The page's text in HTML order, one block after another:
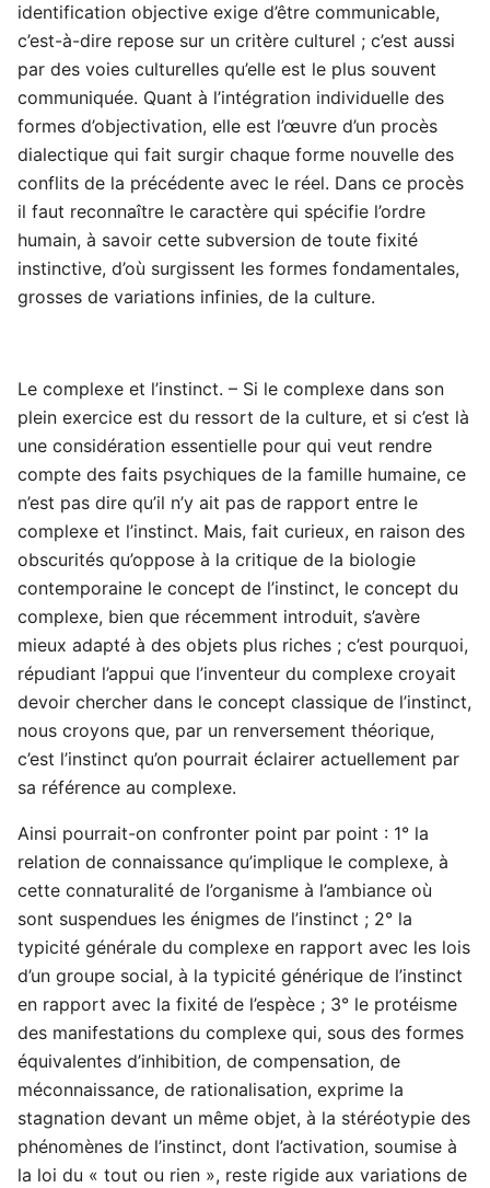
identification objective exige d’être communicable,
c’est-à-dire repose sur un critère culturel ; c’est aussi
par des voies culturelles qu’elle est le plus souvent
communiquée. Quant à l’intégration individuelle des
formes d’objectivation, elle est l’œuvre d’un procès
dialectique qui fait surgir chaque forme nouvelle des
conflits de la précédente avec le réel. Dans ce procès
il faut reconnaître le caractère qui spécifie l’ordre
humain, à savoir cette subversion de toute fixité
instinctive, d’où surgissent les formes fondamentales,
grosses de variations infinies, de la culture.
Le complexe et l’instinct. – Si le complexe dans son
plein exercice est du ressort de la culture, et si c’est là
une considération essentielle pour qui veut rendre
compte des faits psychiques de la famille humaine, ce
n’est pas dire qu’il n’y ait pas de rapport entre le
complexe et l’instinct. Mais, fait curieux, en raison des
obscurités qu’oppose à la critique de la biologie
contemporaine le concept de l’instinct, le concept du
complexe, bien que récemment introduit, s’avère
mieux adapté à des objets plus riches ; c’est pourquoi,
répudiant l’appui que l’inventeur du complexe croyait
devoir chercher dans le concept classique de l’instinct,
nous croyons que, par un renversement théorique,
c’est l’instinct qu’on pourrait éclairer actuellement par
sa référence au complexe.
Ainsi pourrait-on confronter point par point : 1° la
relation de connaissance qu’implique le complexe, à
cette connaturalité de l’organisme à l’ambiance où
sont suspendues les énigmes de l’instinct ; 2° la
typicité générale du complexe en rapport avec les lois
d’un groupe social, à la typicité générique de l’instinct
en rapport avec la fixité de l’espèce ; 3° le protéisme
des manifestations du complexe qui, sous des formes
équivalentes d’inhibition, de compensation, de
méconnaissance, de rationalisation, exprime la
stagnation devant un même objet, à la stéréotypie des
phénomènes de l’instinct, dont l’activation, soumise à
la loi du « tout ou rien », reste rigide aux variations de